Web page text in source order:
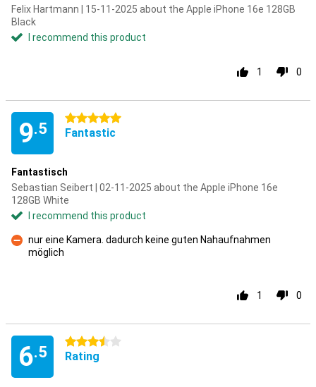
Felix Hartmann | 15-11-2025 about the Apple iPhone 16e 128GB
Black
I recommend this product
1 0
9.5
5 stars
Fantastic
Fantastisch
Sebastian Seibert | 02-11-2025 about the Apple iPhone 16e
128GB White
I recommend this product
Con
nur eine Kamera. dadurch keine guten Nahaufnahmen
möglich
1 0
6.5
3.5 stars
Rating